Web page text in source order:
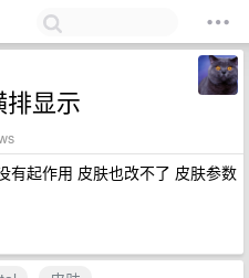
排显示
有起作用 皮肤也改不了 皮肤参数